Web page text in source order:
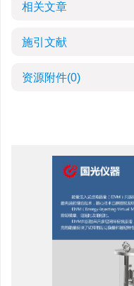
相关文章
施引文献
资源附件(0)